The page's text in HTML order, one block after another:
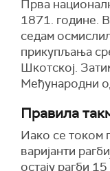
Прва
1871. године.
седам
прикупљања
Шкотској.
Међународни
Правила
Иако се током
варијанти
остају рагби